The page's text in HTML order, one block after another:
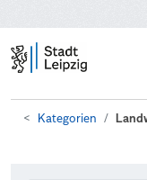
Kategorien